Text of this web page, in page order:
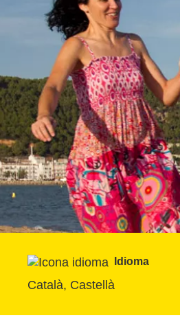
Idioma
Català, Castellà